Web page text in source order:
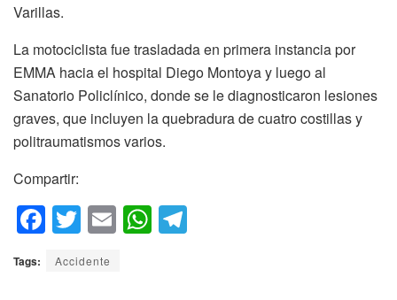
Varillas.
La motociclista fue trasladada en primera instancia por
EMMA hacia el hospital Diego Montoya y luego al
Sanatorio Policlínico, donde se le diagnosticaron lesiones
graves, que incluyen la quebradura de cuatro costillas y
politraumatismos varios.
Compartir:
F
a
c
T
wi
tt
E
m
W
h
Tags: Accidente